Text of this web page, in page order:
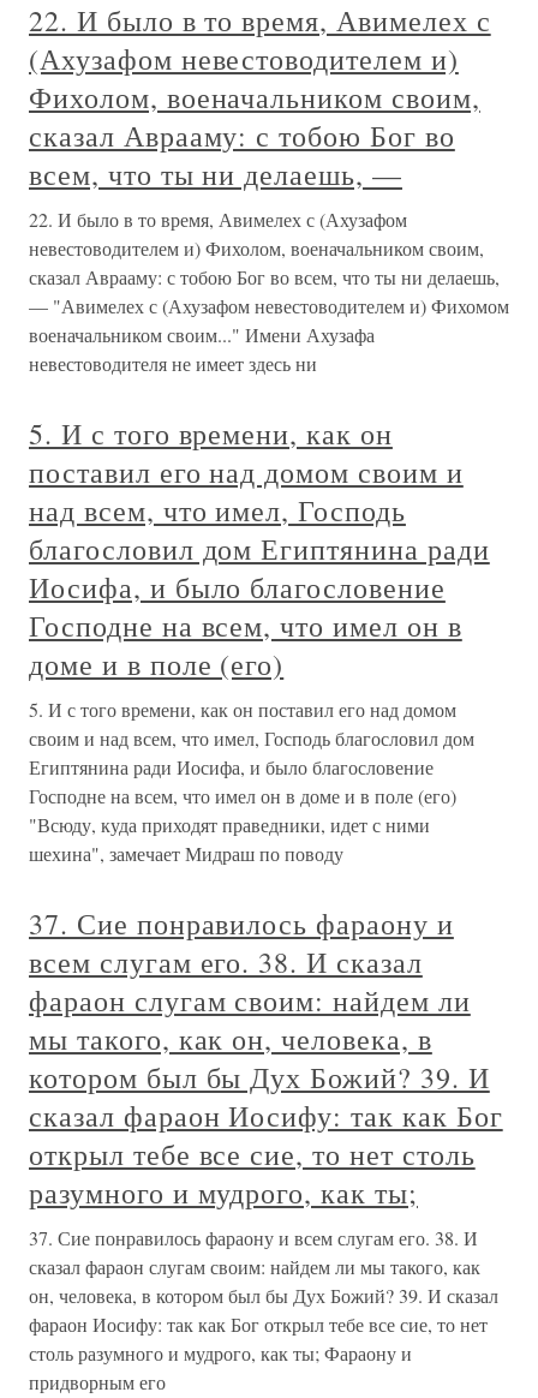
22. И было в то время, Авимелех с
(Ахузафом невестоводителем и)
Фихолом, военачальником своим,
сказал Аврааму: с тобою Бог во
всем, что ты ни делаешь, —
22. И было в то время, Авимелех с (Ахузафом
невестоводителем и) Фихолом, военачальником своим,
сказал Аврааму: с тобою Бог во всем, что ты ни делаешь,
— "Авимелех с (Ахузафом невестоводителем и) Фихомом
военачальником своим..." Имени Ахузафа
невестоводителя не имеет здесь ни
5. И с того времени, как он
поставил его над домом своим и
над всем, что имел, Господь
благословил дом Египтянина ради
Иосифа, и было благословение
Господне на всем, что имел он в
доме и в поле (его)
5. И с того времени, как он поставил его над домом
своим и над всем, что имел, Господь благословил дом
Египтянина ради Иосифа, и было благословение
Господне на всем, что имел он в доме и в поле (его)
"Всюду, куда приходят праведники, идет с ними
шехина", замечает Мидраш по поводу
37. Сие понравилось фараону и
всем слугам его. 38. И сказал
фараон слугам своим: найдем ли
мы такого, как он, человека, в
котором был бы Дух Божий? 39. И
сказал фараон Иосифу: так как Бог
открыл тебе все сие, то нет столь
разумного и мудрого, как ты;
37. Сие понравилось фараону и всем слугам его. 38. И
сказал фараон слугам своим: найдем ли мы такого, как
он, человека, в котором был бы Дух Божий? 39. И сказал
фараон Иосифу: так как Бог открыл тебе все сие, то нет
столь разумного и мудрого, как ты; Фараону и
придворным его